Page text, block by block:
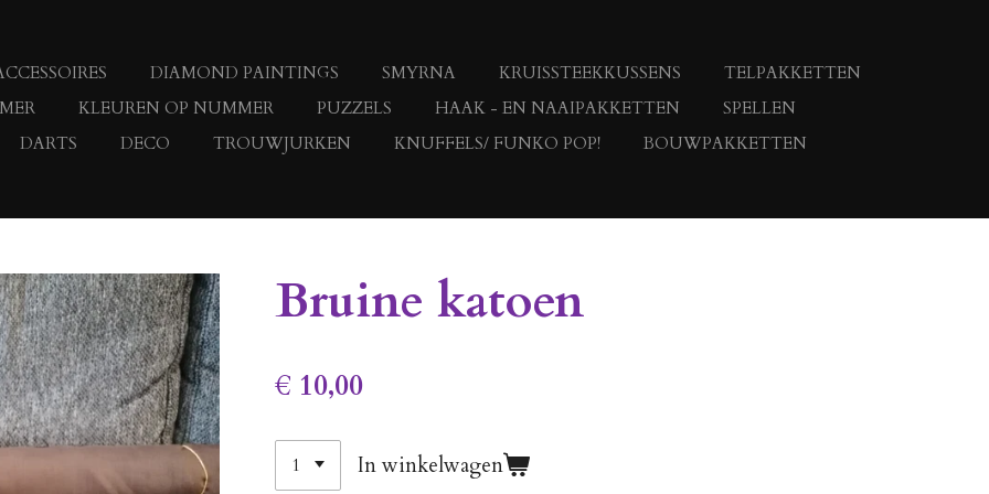
DIAMOND PAINTINGS SMYRNA KRUISSTEEKKUSSENS
TELPAKKETTEN
KLEUREN OP NUMMER PUZZELS HAAK - EN NAAIPAKKETTEN
SPELLEN
DARTS DECO TROUWJURKEN KNUFFELS/ FUNKO POP!
BOUWPAKKETTEN
Bruine katoen
€ 10,00
In winkelwagen